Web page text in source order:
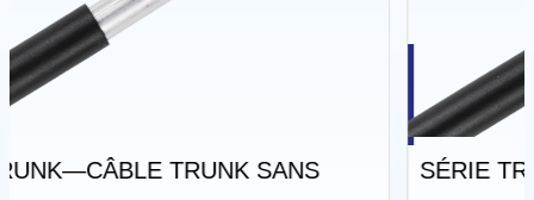
SÉRIE TRUNK—CÂBLE TRUNK SANS